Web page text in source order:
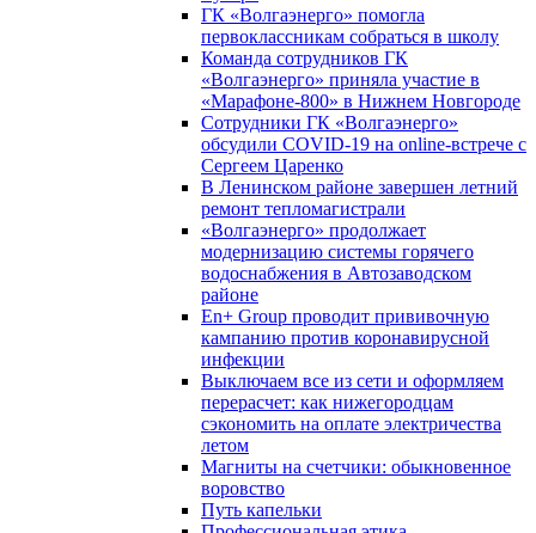
ГК «Волгаэнерго» помогла
первоклассникам собраться в школу
Команда сотрудников ГК
«Волгаэнерго» приняла участие в
«Марафоне-800» в Нижнем Новгороде
Сотрудники ГК «Волгаэнерго»
обсудили COVID-19 на online-встрече с
Сергеем Царенко
В Ленинском районе завершен летний
ремонт тепломагистрали
«Волгаэнерго» продолжает
модернизацию системы горячего
водоснабжения в Автозаводском
районе
En+ Group проводит прививочную
кампанию против коронавирусной
инфекции
Выключаем все из сети и оформляем
перерасчет: как нижегородцам
сэкономить на оплате электричества
летом
Магниты на счетчики: обыкновенное
воровство
Путь капельки